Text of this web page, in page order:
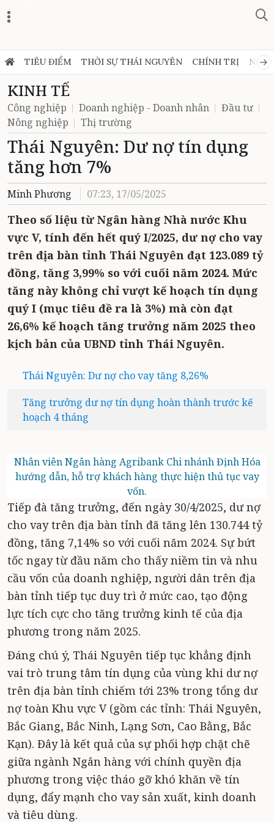
TIÊU ĐIỂM THỜI SỰ THÁI NGUYÊN CHÍNH TRỊ NGHỊ
KINH TẾ
Công nghiệp Doanh nghiệp - Doanh nhân
Đầu tư
Nông nghiệp
Thị trường
Thái Nguyên: Dư nợ tín dụng
tăng hơn 7%
Minh Phương 07:23, 17/05/2025
Theo số liệu từ Ngân hàng Nhà nước Khu
vực V, tính đến hết quý I/2025, dư nợ cho vay
trên địa bàn tỉnh Thái Nguyên đạt 123.089 tỷ
đồng, tăng 3,99% so với cuối năm 2024. Mức
tăng này không chỉ vượt kế hoạch tín dụng
quý I (mục tiêu đề ra là 3%) mà còn đạt
26,6% kế hoạch tăng trưởng năm 2025 theo
kịch bản của UBND tỉnh Thái Nguyên.
Thái Nguyên: Dư nợ cho vay tăng 8,26%
Tăng trưởng dư nợ tín dụng hoàn thành trước kế
hoạch 4 tháng
Nhân viên Ngân hàng Agribank Chi nhánh Định Hóa
hướng dẫn, hỗ trợ khách hàng thực hiện thủ tục vay
vốn.
Tiếp đà tăng trưởng, đến ngày 30/4/2025, dư nợ
cho vay trên địa bàn tỉnh đã tăng lên 130.744 tỷ
đồng, tăng 7,14% so với cuối năm 2024. Sự bứt
tốc ngay từ đầu năm cho thấy niềm tin và nhu
cầu vốn của doanh nghiệp, người dân trên địa
bàn tỉnh tiếp tục duy trì ở mức cao, tạo động
lực tích cực cho tăng trưởng kinh tế của địa
phương trong năm 2025.
Đáng chú ý, Thái Nguyên tiếp tục khẳng định
vai trò trung tâm tín dụng của vùng khi dư nợ
trên địa bàn tỉnh chiếm tới 23% trong tổng dư
nợ toàn Khu vực V (gồm các tỉnh: Thái Nguyên,
Bắc Giang, Bắc Ninh, Lạng Sơn, Cao Bằng, Bắc
Kạn). Đây là kết quả của sự phối hợp chặt chẽ
giữa ngành Ngân hàng với chính quyền địa
phương trong việc tháo gỡ khó khăn về tín
dụng, đẩy mạnh cho vay sản xuất, kinh doanh
và tiêu dùng.